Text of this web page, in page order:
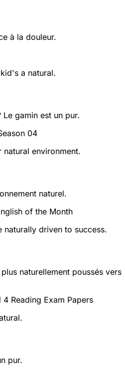
à la douleur.
a natural.
gamin est un pur.
04
environment.
naturel.
of the Month
naturally driven to success.
naturellement poussés vers
Reading Exam Papers
pur.